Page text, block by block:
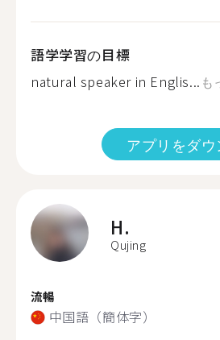
語学学習の目標
natural speaker in Englis... も
アプリをダ
H.
Qujing
流暢
中国語（簡体字）